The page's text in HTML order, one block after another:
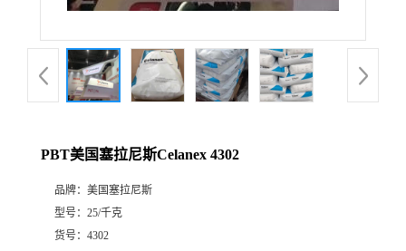
PBT美国塞拉尼斯Celanex 4302
品牌： 美国塞拉尼斯
型号： 25/千克
货号： 4302